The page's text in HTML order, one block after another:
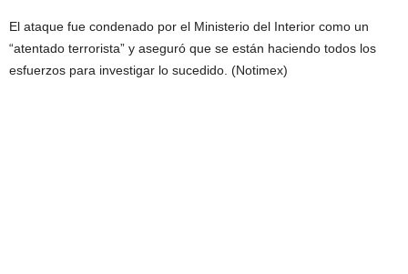
El ataque fue condenado por el Ministerio del Interior como un
“atentado terrorista” y aseguró que se están haciendo todos los
esfuerzos para investigar lo sucedido. (Notimex)